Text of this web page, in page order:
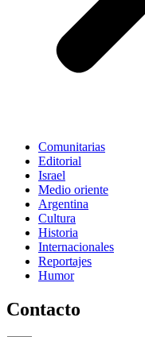
Comunitarias
Editorial
Israel
Medio oriente
Argentina
Cultura
Historia
Internacionales
Reportajes
Humor
Contacto